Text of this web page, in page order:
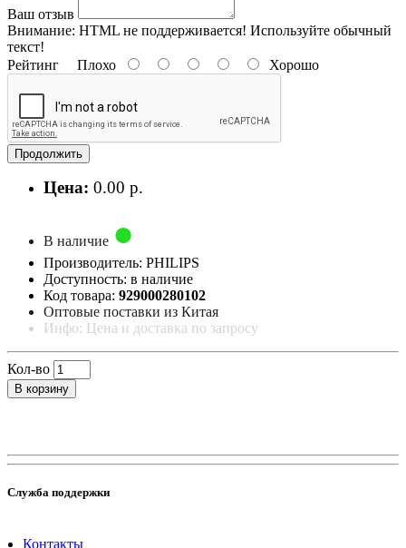
Ваш отзыв
Внимание: HTML не поддерживается! Используйте обычный
текст!
Рейтинг Плохо Хорошо
Продолжить
Цена: 0.00 р.
В наличие
Производитель: PHILIPS
Доступность: в наличие
Код товара: 929000280102
Оптовые поставки из Китая
Инфо: Цена и доставка по запросу
Кол-во
В корзину
Служба поддержки
Контакты